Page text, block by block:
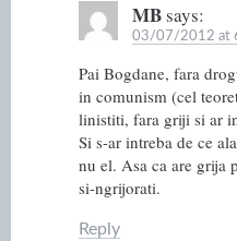
MBsays:
03/07/2012 at
Pai Bogdane, fara
in comunism (cel
linistiti, fara griji si ar
Si s-ar intreba de ce
nu el. Asa ca are grija
si-ngrijorati.
Reply